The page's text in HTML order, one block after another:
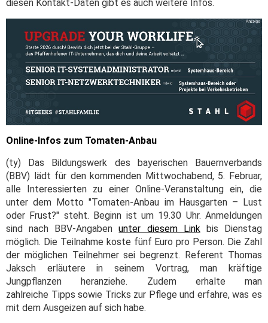
diesen Kontakt-Daten gibt es auch weitere Infos.
Online-Infos zum Tomaten-Anbau
(ty) Das Bildungswerk des bayerischen Bauernverbands
(BBV) lädt für den kommenden Mittwochabend, 5. Februar,
alle Interessierten zu einer Online-Veranstaltung ein, die
unter dem Motto "Tomaten-Anbau im Hausgarten – Lust
oder Frust?" steht. Beginn ist um 19.30 Uhr. Anmeldungen
sind nach BBV-Angabenunter diesem Linkbis Dienstag
möglich. Die Teilnahme koste fünf Euro pro Person. Die Zahl
der möglichen Teilnehmer sei begrenzt. Referent Thomas
Jaksch erläutere in seinem Vortrag, man kräftige
Jungpflanzen heranziehe. Zudem erhalte man
zahlreiche Tipps sowie Tricks zur Pflege und erfahre, was es
mit dem Ausgeizen auf sich habe.